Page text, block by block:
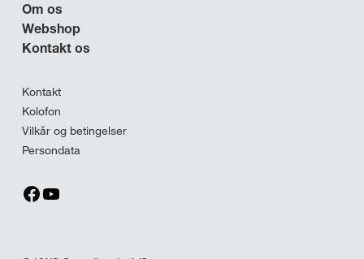
Om os
Webshop
Kontakt os
Kontakt
Kolofon
Vilkår og betingelser
Persondata